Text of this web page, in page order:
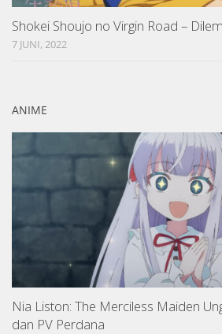
Shokei Shoujo no Virgin Road –
7 JUNI, 2022
ANIME
Nia Liston: The Merciless Maiden
dan PV Perdana